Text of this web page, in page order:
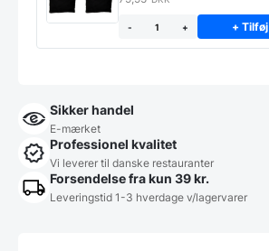
- + + Tilføj
Sikker handel
E-mærket
Professionel kvalitet
Vi leverer til danske restauranter
Forsendelse fra kun 39 kr.
Leveringstid 1-3 hverdage v/lagervarer